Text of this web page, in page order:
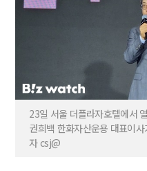
23일 서울 더플라자호텔에서
권희백 한화자산운용 대표이
자 csj@